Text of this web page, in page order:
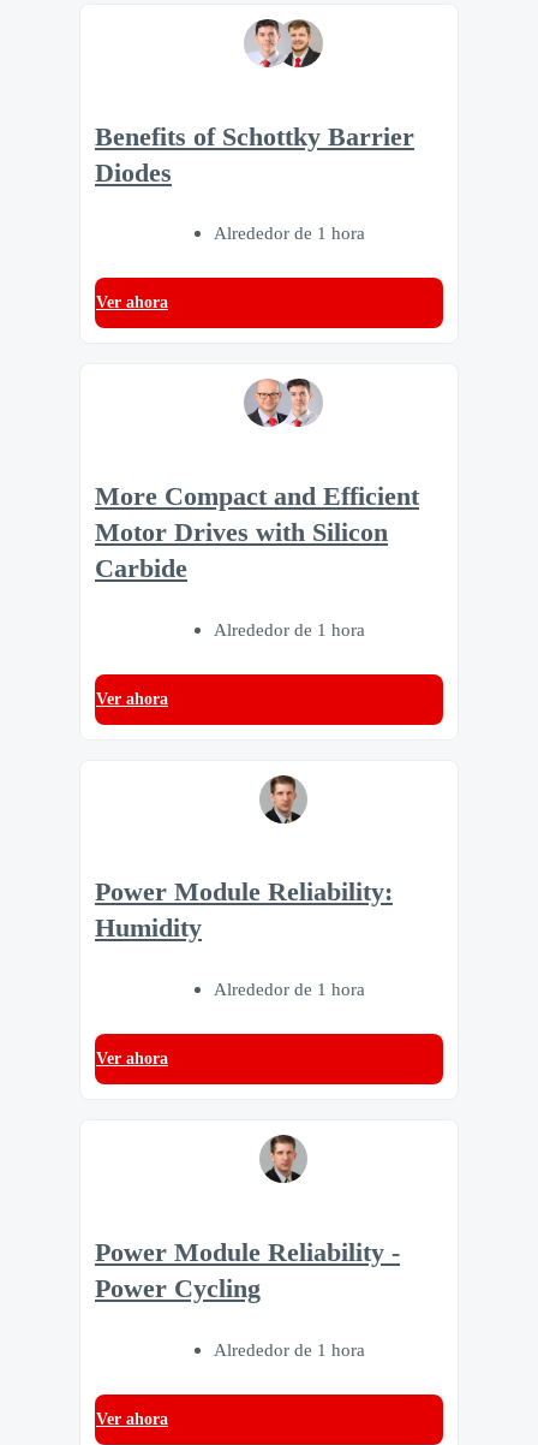
Benefits of Schottky Barrier
Diodes
Alrededor de 1 hora
Ver ahora
More Compact and Efficient
Motor Drives with Silicon
Carbide
Alrededor de 1 hora
Ver ahora
Power Module Reliability:
Humidity
Alrededor de 1 hora
Ver ahora
Power Module Reliability -
Power Cycling
Alrededor de 1 hora
Ver ahora